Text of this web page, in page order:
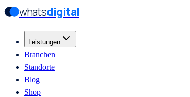
Zum Hauptinhalt springen
Zum Hauptinhalt springen
whatsdigital
Leistungen
Branchen
Standorte
Blog
Shop